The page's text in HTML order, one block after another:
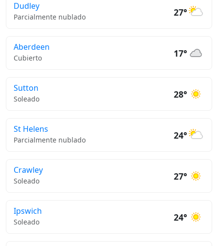
Dudley
Parcialmente nublado 27°
Aberdeen
Cubierto 17°
Sutton
Soleado 28°
St Helens
Parcialmente nublado 24°
Crawley
Soleado 27°
Ipswich
Soleado 24°